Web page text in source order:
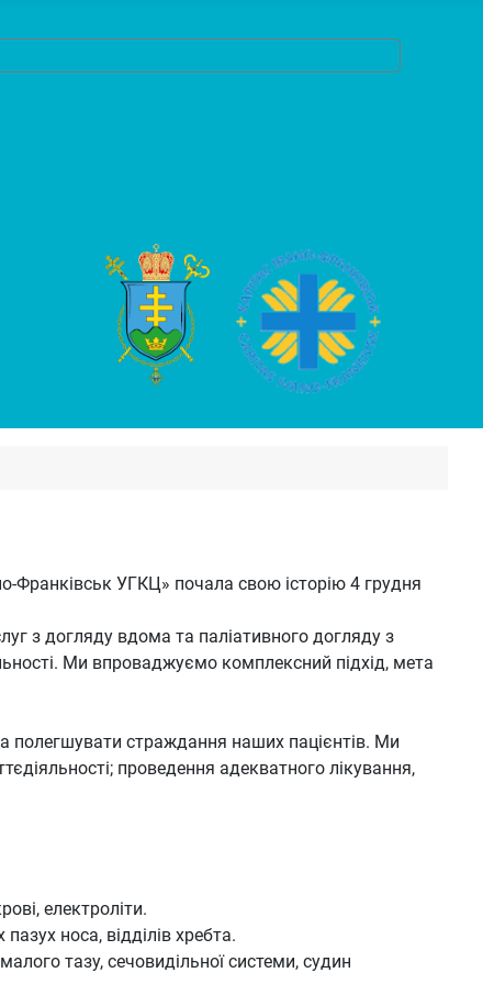
Франківськ УГКЦ» почала свою історію 4 грудня
з догляду вдома та паліативного догляду з
Ми впроваджуємо комплексний підхід, мета
та полегшувати страждання наших пацієнтів. Ми
проведення адекватного лікування,
електроліти.
носа, відділів хребта.
тазу, сечовидільної системи, судин